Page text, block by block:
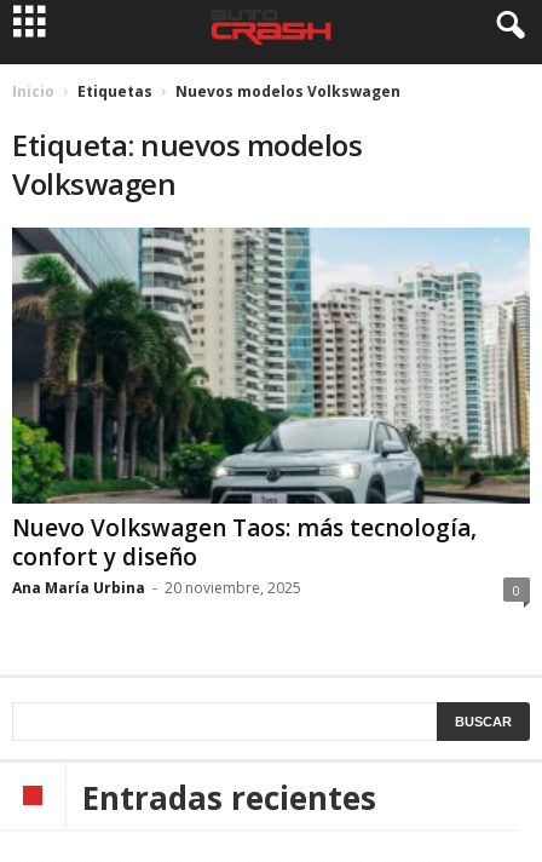
Inicio Etiquetas Nuevos modelos Volkswagen
Etiqueta: nuevos modelos
Volkswagen
Nuevo Volkswagen Taos: más tecnología,
confort y diseño
Ana María Urbina - 20 noviembre, 2025 0
Entradas recientes